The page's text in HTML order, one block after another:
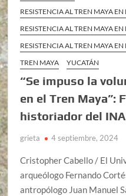
RESISTENCIA AL TREN MAYA
RESISTENCIA AL TREN MAYA
RESISTENCIA AL TREN MAYA
TREN MAYA
YUCATÁN
“Se impuso la
en el Tren Maya”:
historiador del
grieta 4 septiembre, 2024
Cristopher Cabello / El
arqueólogo Fernando
antropólogo Juan Manuel